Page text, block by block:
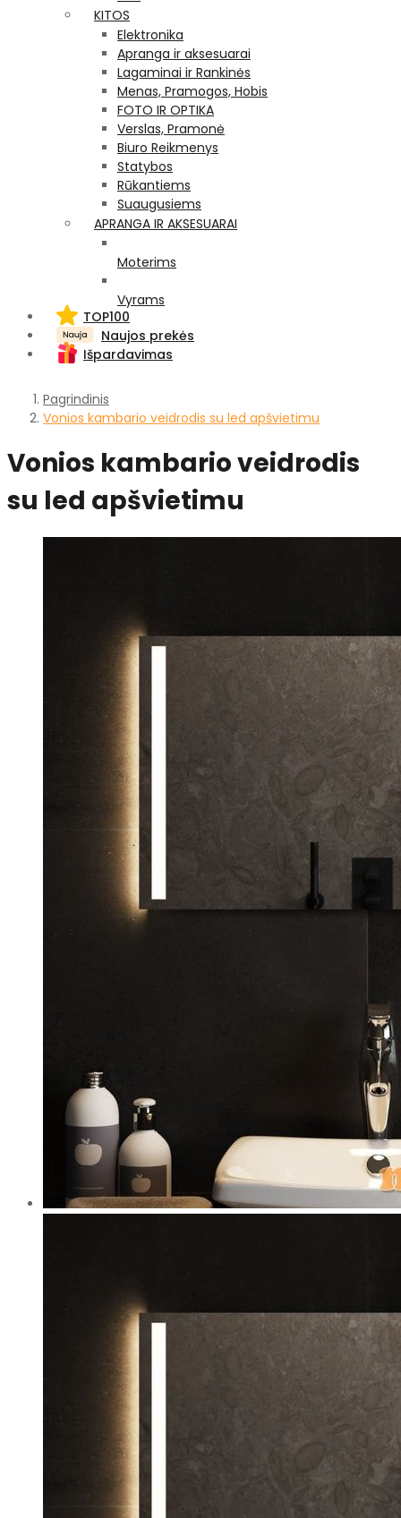
KITOS
Elektronika
Apranga ir aksesuarai
Lagaminai ir Rankinės
Menas, Pramogos, Hobis
FOTO IR OPTIKA
Verslas, Pramonė
Biuro Reikmenys
Statybos
Rūkantiems
Suaugusiems
APRANGA IR AKSESUARAI
Moterims
Vyrams
TOP100
Naujos prekės
Išpardavimas
Pagrindinis
Vonios kambario veidrodis su led apšvietimu
Vonios kambario veidrodis
su led apšvietimu